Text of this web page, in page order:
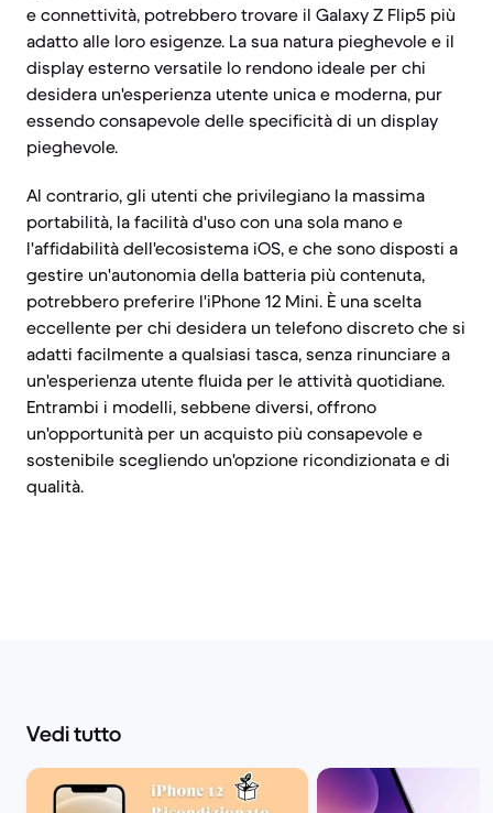
e connettività, potrebbero trovare il Galaxy Z Flip5 più
adatto alle loro esigenze. La sua natura pieghevole e il
display esterno versatile lo rendono ideale per chi
desidera un'esperienza utente unica e moderna, pur
essendo consapevole delle specificità di un display
pieghevole.
Al contrario, gli utenti che privilegiano la massima
portabilità, la facilità d'uso con una sola mano e
l'affidabilità dell'ecosistema iOS, e che sono disposti a
gestire un'autonomia della batteria più contenuta,
potrebbero preferire l'iPhone 12 Mini. È una scelta
eccellente per chi desidera un telefono discreto che si
adatti facilmente a qualsiasi tasca, senza rinunciare a
un'esperienza utente fluida per le attività quotidiane.
Entrambi i modelli, sebbene diversi, offrono
un'opportunità per un acquisto più consapevole e
sostenibile scegliendo un'opzione ricondizionata e di
qualità.
Vedi tutto